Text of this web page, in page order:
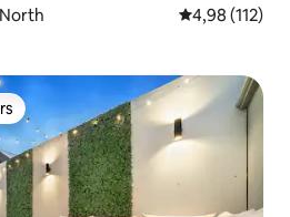
Évaluation
4,98 (112)